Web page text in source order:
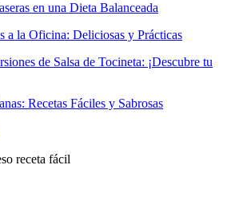
en una Dieta Balanceada
a la Oficina: Deliciosas y Prácticas
de Salsa de Tocineta: ¡Descubre tu
Recetas Fáciles y Sabrosas
receta fácil